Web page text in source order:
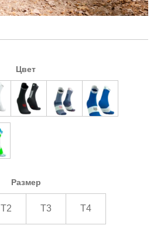
Цвет
Размер
T2 T3 T4